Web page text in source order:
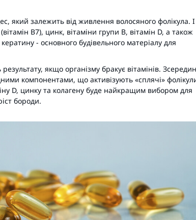
який залежить від живлення волосяного фолікула. І
B7), цинк, вітаміни групи B, вітамін D, а також
- основного будівельного матеріалу для
якщо організму бракує вітамінів.
компонентами, що активізують «сплячі»
D, цинку та колагену буде найкращим вибором для
бороди.